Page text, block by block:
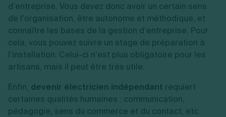
d’entreprise. Vous devez donc avoir un certain sens
de l’organisation, être autonome et méthodique, et
connaître les bases de la gestion d’entreprise. Pour
cela, vous pouvez suivre un stage de préparation à
l’installation. Celui-ci n’est plus obligatoire pour les
artisans, mais il peut être très utile.
Enfin, devenir électricien indépendant requiert
certaines qualités humaines : communication,
pédagogie, sens du commerce et du contact, etc.